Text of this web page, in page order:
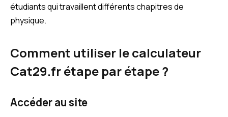
étudiants qui travaillent différents chapitres de
physique.
Comment utiliser le calculateur
Cat29.fr étape par étape ?
Accéder au site